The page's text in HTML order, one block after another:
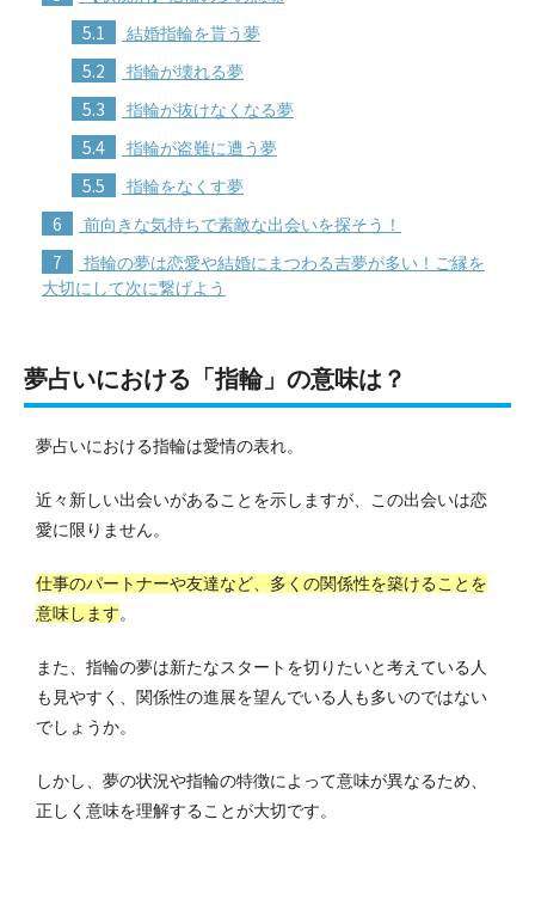
5.1 結婚指輪を貰う夢
5.2 指輪が壊れる夢
5.3 指輪が抜けなくなる夢
5.4 指輪が盗難に遭う夢
5.5 指輪をなくす夢
6 前向きな気持ちで素敵な出会いを探そう！
7
指輪の夢は恋愛や結婚にまつわる吉夢が多い！ご縁を
大切にして次に繋げよう
夢占いにおける「指輪」の意味は？
夢占いにおける指輪は愛情の表れ。
近々新しい出会いがあることを示しますが、この出会いは恋
愛に限りません。
仕事のパートナーや友達など、多くの関係性を築けることを
意味します。
また、指輪の夢は新たなスタートを切りたいと考えている人
も見やすく、関係性の進展を望んでいる人も多いのではない
でしょうか。
しかし、夢の状況や指輪の特徴によって意味が異なるため、
正しく意味を理解することが大切です。